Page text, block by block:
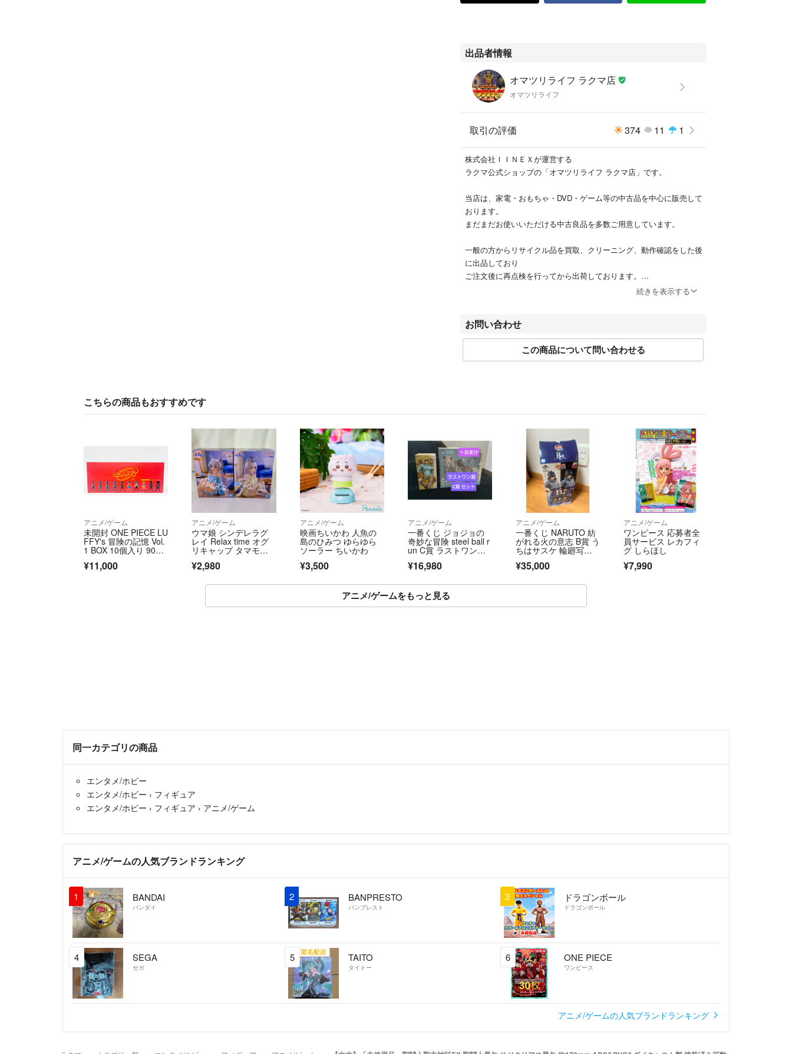
出品者情報
オマツリライフ ラクマ店
オマツリライフ
取引の評価 374 11 1
株式会社ＩＩＮＥＸが運営する
ラクマ公式ショップの「オマツリライフ ラクマ店」です。
当店は、家電・おもちゃ・DVD・ゲーム等の中古品を中心に販売して
おります。
まだまだお使いいただける中古良品を多数ご用意しています。
一般の方からリサイクル品を買取、クリーニング、動作確認をした後
に出品しており
ご注文後に再点検を行ってから出荷しております。
特典・プロダクトコード・ダウンロードコード等は付属していない場
合がございます。
商品名に「輸入版 / 海外版 / IMPORT 」と記載されている海外版ゲー
特典・プロダクトコード・ダウンロードコード等は付属していない場
商品名に「輸入版 / 海外版 / IMPORT 」と記載されている海外版DV
D・Blu-rayにつきましては
一般的な国内向けプレイヤーにて再生できません。
商品名に「レンタル落ち 」と記載されている商品につきましては
ディスクやジャケットに管理シールが貼付されています。
視聴に支障の無い程度の傷やジャケットに傷み（色褪せ・破れ・汚
れ・濡れ痕等）が見られる場合がありますので予めご了承ください。
◆トレーディングカードのご注意点
続きを表示する
お問い合わせ
この商品について問い合わせる
こちらの商品もおすすめです
アニメ/ゲーム
未開封 ONE PIECE LU
FFY's 冒険の記憶 Vol.
1 BOX 10個入り 9053
S R2607-103
¥11,000
アニメ/ゲーム
ウマ娘 シンデレラグ
レイ Relax time オグ
リキャップ タマモク
ット
¥2,980
アニメ/ゲーム
映画ちいかわ 人魚の
島のひみつ ゆらゆら
ソーラー ちいかわ
¥3,500
アニメ/ゲーム
一番くじ ジョジョの
奇妙な冒険 steel ball r
un C賞 ラストワン
¥16,980
アニメ/ゲーム
一番くじ NARUTO 紡
がれる火の意志 B賞 う
ちはサスケ 輪廻写輪
¥35,000
アニメ/ゲーム
ワンピース 応募者全
員サービス レカフィ
グ しらほし
¥7,990
アニメ/ゲームをもっと見る
同一カテゴリの商品
エンタメ/ホビー
エンタメ/ホビー › フィギュア
エンタメ/ホビー › フィギュア › アニメ/ゲーム
アニメ/ゲームの人気ブランドランキング
1 BANDAI
バンダイ
2 BANPRESTO
バンプレスト
3 ドラゴンボール
ドラゴンボール
4 SEGA
セガ
5 TAITO
タイトー
6 ONE PIECE
ワンピース
アニメ/ゲームの人気ブランドランキング